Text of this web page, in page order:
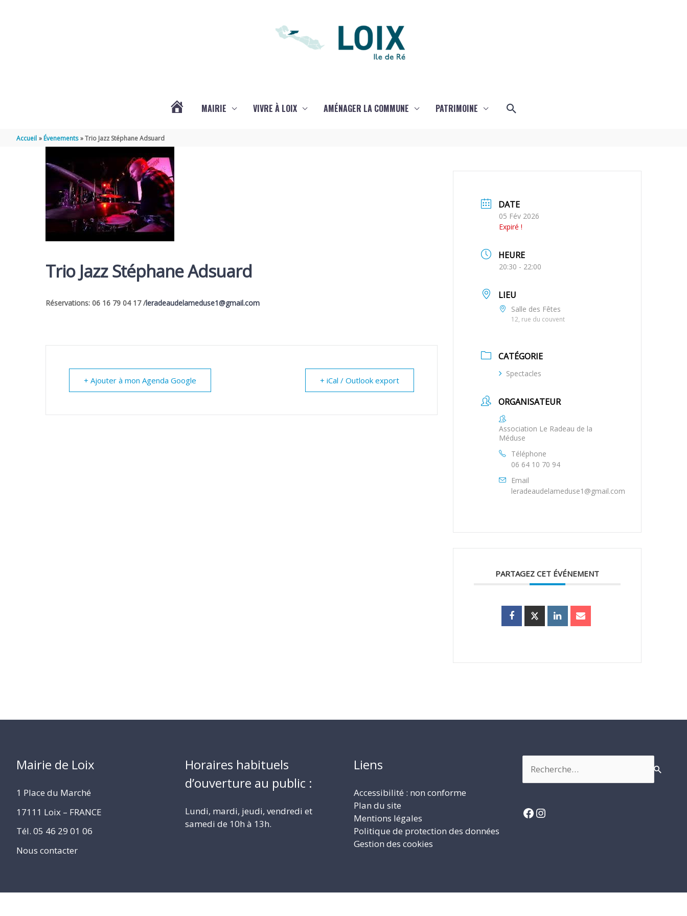
DE
LOIX
MAIRIE VIVRE À LOIX AMÉNAGER LA COMMUNE PATRIMOINE Rechercher
Accueil Évenements Trio Jazz Stéphane Adsuard
Trio Jazz Stéphane Adsuard
Réservations: 06 16 79 04 17 /leradeaudelameduse1@gmail.com
+ Ajouter à mon Agenda Google + iCal / Outlook export
DATE
05 Fév 2026
Expiré !
HEURE
20:30 - 22:00
LIEU
Salle des Fêtes
12, rue du couvent
CATÉGORIE
Spectacles
ORGANISATEUR
Association Le Radeau de la
Méduse
Téléphone
06 64 10 70 94
Email
leradeaudelameduse1@gmail.com
PARTAGEZ CET ÉVÉNEMENT
Mairie de Loix
1 Place du Marché
17111 Loix – FRANCE
Tél. 05 46 29 01 06
Nous contacter
Horaires habituels
d’ouverture au public :
Lundi, mardi, jeudi, vendredi et
samedi de 10h à 13h.
Liens
Accessibilité : non conforme
Plan du site
Mentions légales
Politique de protection des données
Gestion des cookies
Facebook
Instagram